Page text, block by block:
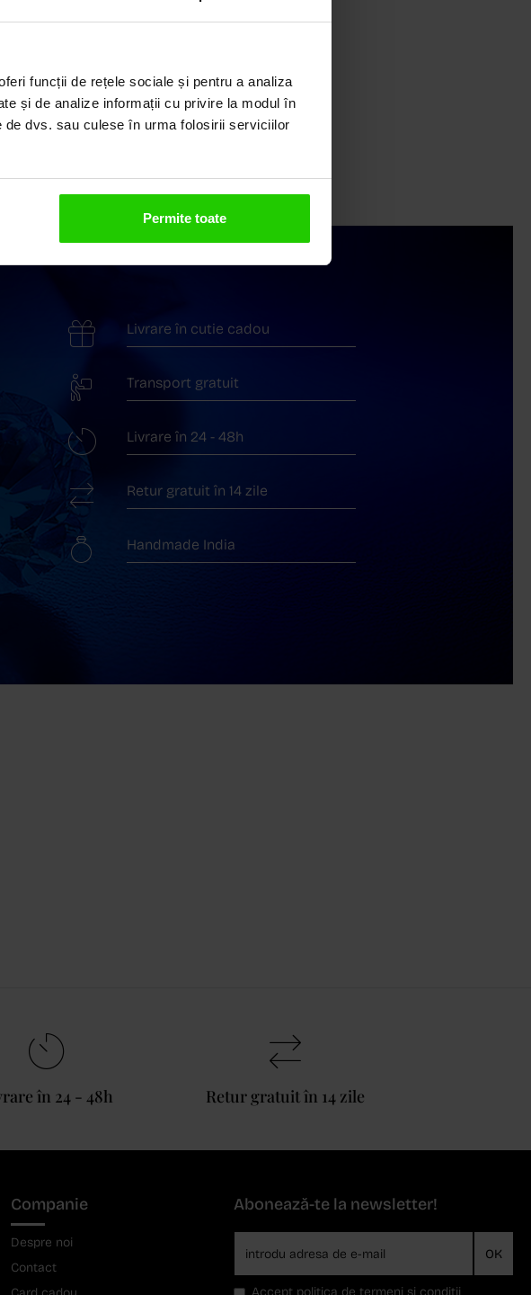
funcții de rețele sociale și pentru a analiza
și de analize informații cu privire la modul în
dvs. sau culese în urma folosirii serviciilor
Permite toate
Livrare în cutie cadou
Transport gratuit
Livrare în 24 - 48h
Retur gratuit în 14 zile
Handmade India
în 24 - 48h Retur gratuit în 14 zile
Companie
Despre noi
Contact
Abonează-te la newsletter!
OK